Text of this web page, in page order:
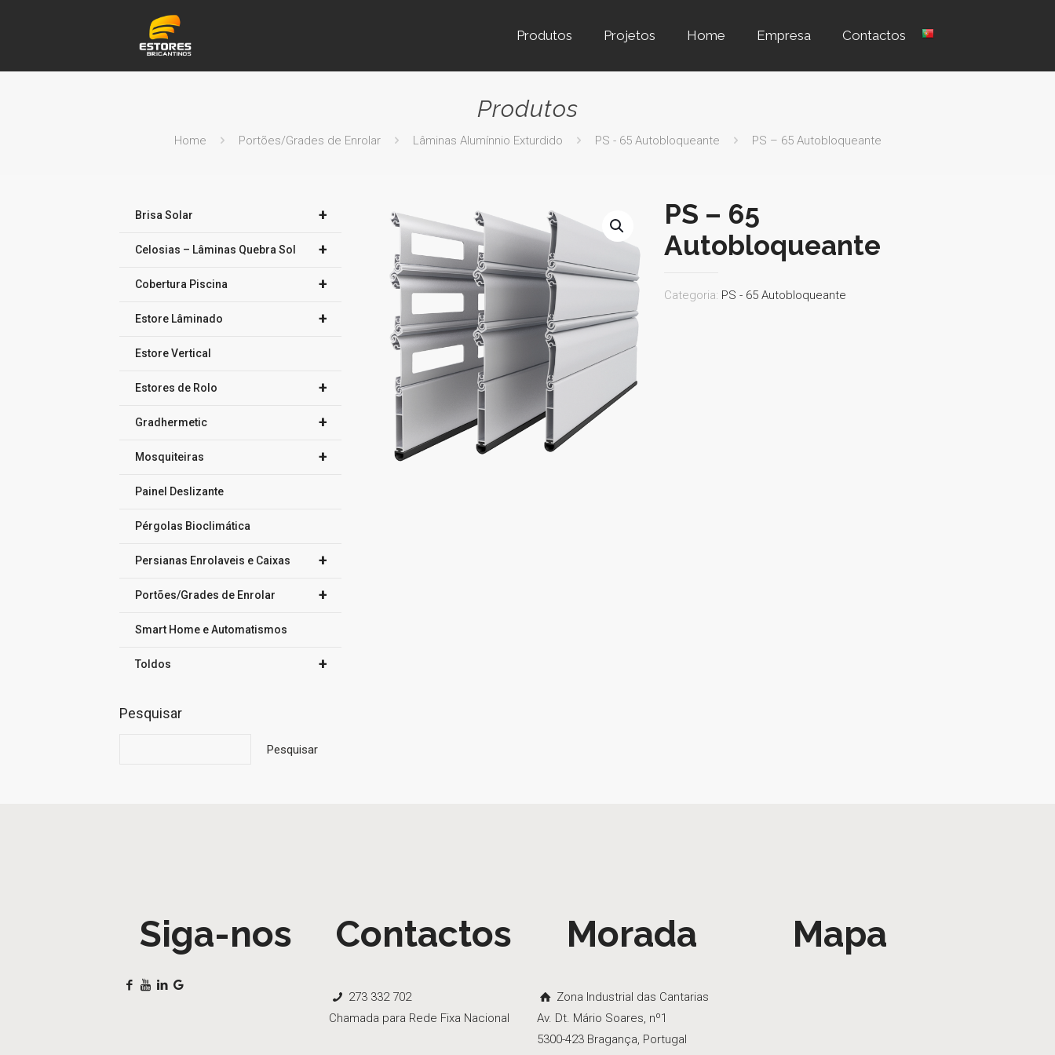
Produtos Projetos Home Empresa Contactos
Produtos
Home Portões/Grades de Enrolar Lâminas Alumínnio Exturdido PS - 65 Autobloqueante PS – 65 Autobloqueante
PS – 65
Autobloqueante
Categoria: PS - 65 Autobloqueante
+
Brisa Solar
+
Celosias – Lâminas Quebra Sol
+
Cobertura Piscina
+
Estore Lâminado
Estore Vertical
+
Estores de Rolo
+
Gradhermetic
+
Mosquiteiras
Painel Deslizante
Pérgolas Bioclimática
+
Persianas Enrolaveis e Caixas
+
Portões/Grades de Enrolar
Smart Home e Automatismos
+
Toldos
Pesquisar
Pesquisar
Siga-nos Contactos
273 332 702
Chamada para Rede Fixa Nacional
Morada
Zona Industrial das Cantarias
Av. Dt. Mário Soares, nº1
5300-423 Bragança, Portugal
Mapa